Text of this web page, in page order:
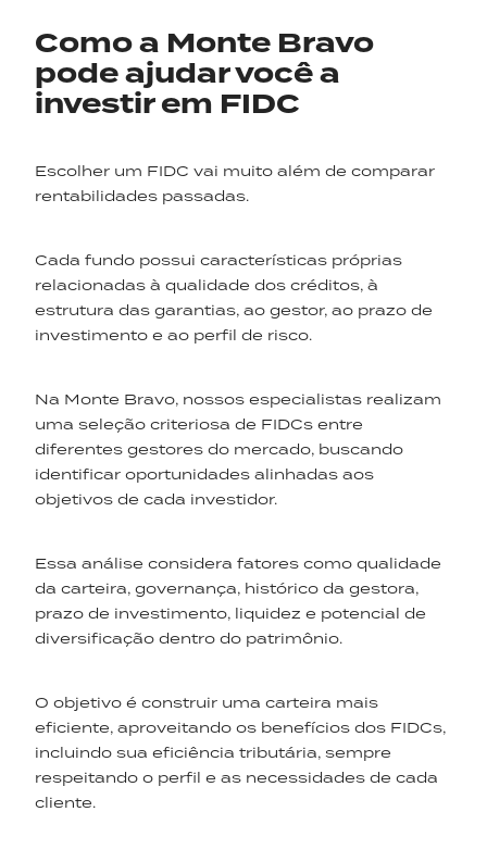
Como a Monte Bravo
pode ajudar você a
investir em FIDC
Escolher um FIDC vai muito além de comparar
rentabilidades passadas.
Cada fundo possui características próprias
relacionadas à qualidade dos créditos, à
estrutura das garantias, ao gestor, ao prazo de
investimento e ao perfil de risco.
Na Monte Bravo, nossos especialistas realizam
uma seleção criteriosa de FIDCs entre
diferentes gestores do mercado, buscando
identificar oportunidades alinhadas aos
objetivos de cada investidor.
Essa análise considera fatores como qualidade
da carteira, governança, histórico da gestora,
prazo de investimento, liquidez e potencial de
diversificação dentro do patrimônio.
O objetivo é construir uma carteira mais
eficiente, aproveitando os benefícios dos FIDCs,
incluindo sua eficiência tributária, sempre
respeitando o perfil e as necessidades de cada
cliente.